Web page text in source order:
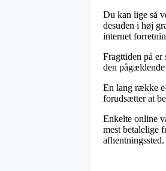
Du kan lige så
desuden i høj
internet
Fragttiden på er
den pågældende
En lang række
forudsætter at
Enkelte online
mest betalelige
afhentningssted.